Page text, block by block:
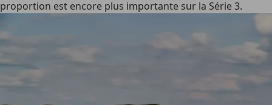
proportion est encore plus importante sur la Série 3.